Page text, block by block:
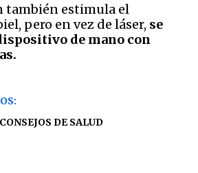
también estimula el
pero en vez de láser, se
de mano con
CONSEJOS DE SALUD